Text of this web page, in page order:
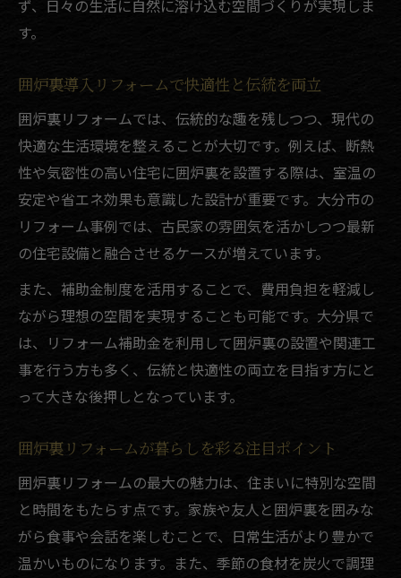
ず、日々の生活に自然に溶け込む空間づくりが実現しま
す。
囲炉裏導入リフォームで快適性と伝統を両立
囲炉裏リフォームでは、伝統的な趣を残しつつ、現代の
快適な生活環境を整えることが大切です。例えば、断熱
性や気密性の高い住宅に囲炉裏を設置する際は、室温の
安定や省エネ効果も意識した設計が重要です。大分市の
リフォーム事例では、古民家の雰囲気を活かしつつ最新
の住宅設備と融合させるケースが増えています。
また、補助金制度を活用することで、費用負担を軽減し
ながら理想の空間を実現することも可能です。大分県で
は、リフォーム補助金を利用して囲炉裏の設置や関連工
事を行う方も多く、伝統と快適性の両立を目指す方にと
って大きな後押しとなっています。
囲炉裏リフォームが暮らしを彩る注目ポイント
囲炉裏リフォームの最大の魅力は、住まいに特別な空間
と時間をもたらす点です。家族や友人と囲炉裏を囲みな
がら食事や会話を楽しむことで、日常生活がより豊かで
温かいものになります。また、季節の食材を炭火で調理